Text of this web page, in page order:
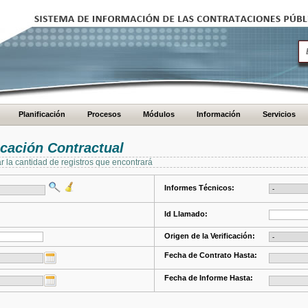
Planificación Procesos Módulos Información Servicios
Contractual
la cantidad de registros que encontrará
Informes Técnicos:
Id Llamado:
Origen de la Verificación:
Fecha de Contrato Hasta:
Fecha de Informe Hasta: